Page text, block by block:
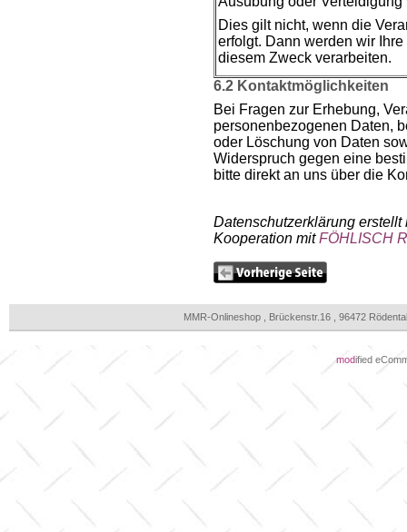
Dies gilt nicht, wenn die
erfolgt. Dann werden wir
diesem Zweck verarbeiten.
6.2 Kontaktmöglichkeiten
Bei Fragen zur Erhebung,
personenbezogenen Daten,
oder Löschung von Daten
Widerspruch gegen eine
bitte direkt an uns über die
Datenschutzerklärung
Kooperation mitFÖHLISCH
MMR-Onlineshop , Brückenstr.16 , 96472
modified